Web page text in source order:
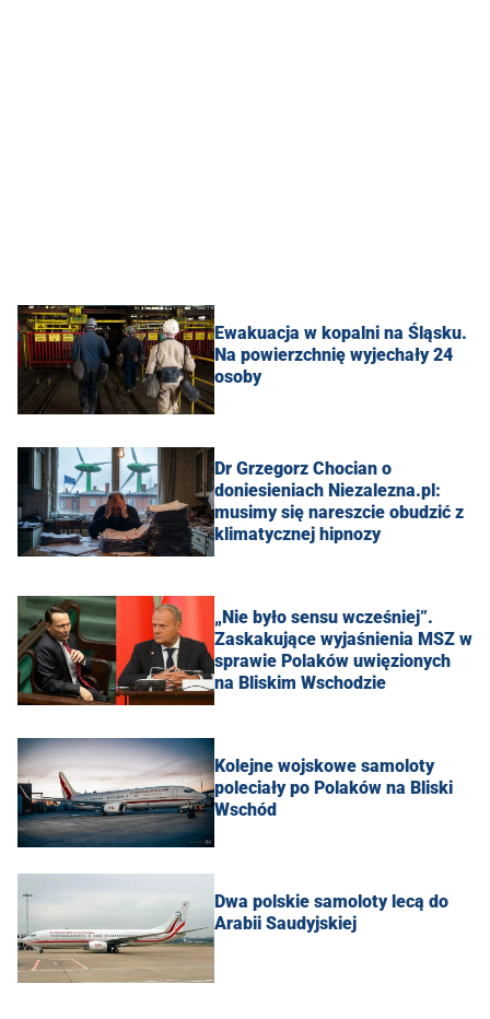
Ewakuacja w kopalni na Śląsku.
Na powierzchnię wyjechały 24
osoby
Dr Grzegorz Chocian o
doniesieniach Niezalezna.pl:
musimy się nareszcie obudzić z
klimatycznej hipnozy
„Nie było sensu wcześniej”.
Zaskakujące wyjaśnienia MSZ w
sprawie Polaków uwięzionych
na Bliskim Wschodzie
Kolejne wojskowe samoloty
poleciały po Polaków na Bliski
Wschód
Dwa polskie samoloty lecą do
Arabii Saudyjskiej